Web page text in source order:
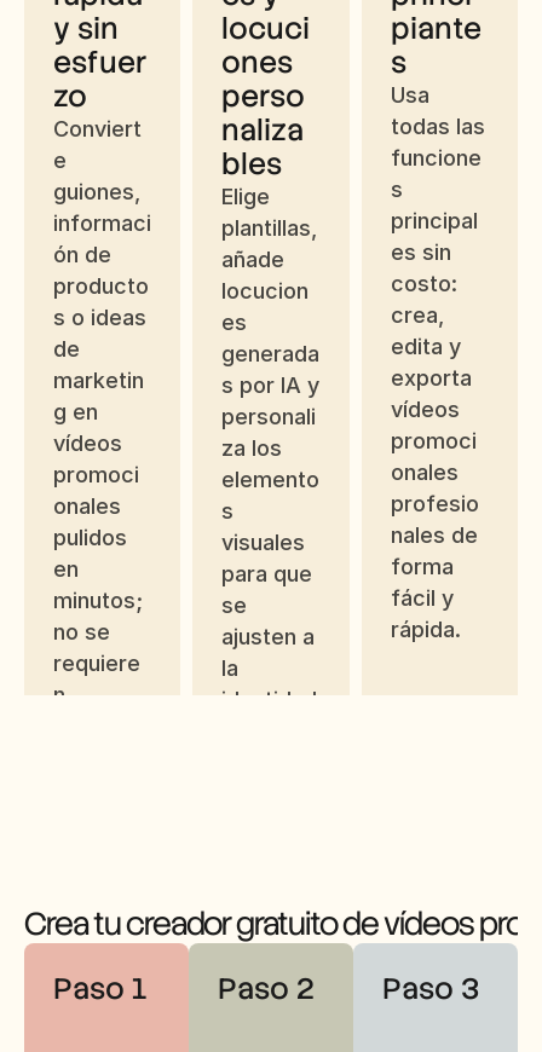
y sin
esfuer
zo
Conviert
e
guiones,
informaci
ón de
producto
s o ideas
de
marketin
g en
vídeos
promoci
onales
pulidos
en
minutos;
no se
requiere
n
locuci
ones
perso
naliza
bles
Elige
plantillas,
añade
locucion
es
generada
s por IA y
personali
za los
elemento
s
visuales
para que
se
ajusten a
la
identidad
.
piante
s
Usa
todas las
funcione
s
principal
es sin
costo:
crea,
edita y
exporta
vídeos
promoci
onales
profesio
nales de
forma
fácil y
rápida.
Crea tu creador gratuito de vídeos
Paso 1 Paso 2 Paso 3